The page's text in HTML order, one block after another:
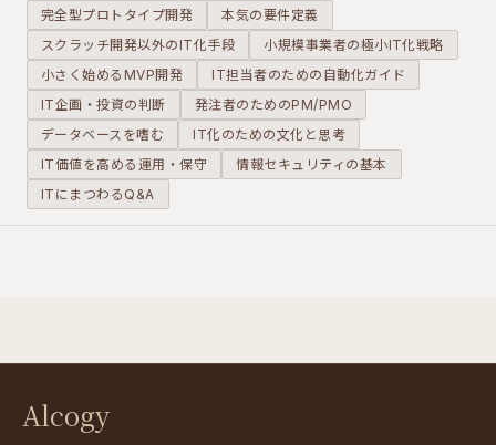
成」を提案
します。
ベース」と
して正しく
扱うことが
条件です。
になりま
す。
完全型プロトタイプ開発
本気の要件定義
スクラッチ開発以外のIT化手段
小規模事業者の極小IT化戦略
小さく始めるMVP開発
IT担当者のための自動化ガイド
IT企画・投資の判断
発注者のためのPM/PMO
データベースを嗜む
IT化のための文化と思考
IT価値を高める運用・保守
情報セキュリティの基本
ITにまつわるQ&A
Alcogy